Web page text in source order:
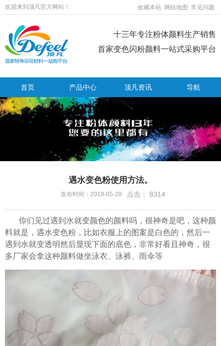
欢迎来到顶凡官方网站！ 收藏本站 网站地图 常见问题
十三年专注粉体颜料生产销售
首家变色闪粉颜料一站式采购平台
首页 产品中心 顶凡资讯 导航
遇水变色粉使用方法。
发布时间：2019-05-28 点击： 8314
你们见过遇到水就变颜色的颜料吗，很神奇是吧，这种颜
料就是，遇水变色粉，比如衣服上的图案是白色的，然后一
遇到水就变透明然后显现下面的底色，非常好看且神奇，很
多厂家会拿这种颜料做坐泳衣、泳裤、雨伞等